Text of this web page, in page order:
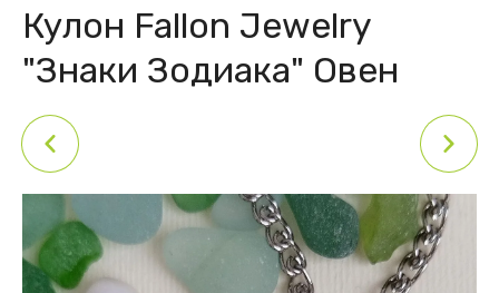
Кулон Fallon Jewelry
"Знаки Зодиака" Овен